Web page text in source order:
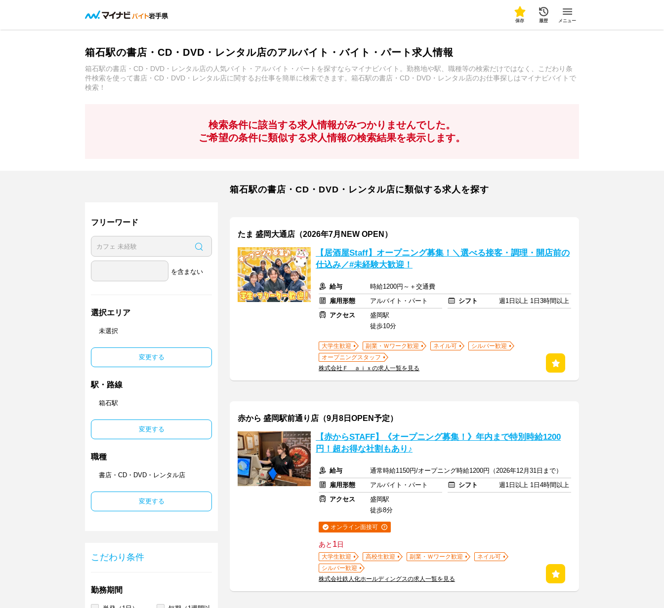
岩手県
保存 履歴 メニュー
箱石駅の書店・CD・DVD・レンタル店のアルバイト・バイト・パート求人情報
箱石駅の書店・CD・DVD・レンタル店の人気バイト・アルバイト・パートを探すならマイナビバイト。勤務地や駅、職種等の検索だけではなく、こだわり条
件検索を使って書店・CD・DVD・レンタル店に関するお仕事を簡単に検索できます。箱石駅の書店・CD・DVD・レンタル店のお仕事探しはマイナビバイトで
検索！
検索条件に該当する求人情報がみつかりませんでした。
ご希望の条件に類似する求人情報の検索結果を表示します。
フリーワード
を含まない
選択エリア
未選択
変更する
駅・路線
箱石駅
変更する
職種
書店・CD・DVD・レンタル店
変更する
こだわり条件
勤務期間
箱石駅の書店・CD・DVD・レンタル店に類似する求人を探す
たま 盛岡大通店（2026年7月NEW OPEN）
【居酒屋Staff】オープニング募集！＼選べる接客・調理・開店前の
仕込み／#未経験大歓迎！
給与
時給1200円～＋交通費
雇用形態
アルバイト・パート シフト
週1日以上 1日3時間以上
アクセス
盛岡駅
徒歩10分
大学生歓迎 副業・Ｗワーク歓迎 ネイル可
シルバー歓迎
オープニングスタッフ
株式会社Ｆ ａｉｘの求人一覧を見る
赤から 盛岡駅前通り店（9月8日OPEN予定）
【赤からSTAFF】《オープニング募集！》年内まで特別時給1200
円！超お得な社割もあり♪
給与
通常時給1150円/オープニング時給1200円（2026年12月31日まで）
雇用形態
アルバイト・パート シフト
週1日以上 1日4時間以上
アクセス
盛岡駅
徒歩8分
オンライン面接可
あと 1日
大学生歓迎 高校生歓迎 副業・Ｗワーク歓迎
ネイル可
シルバー歓迎
株式会社鉄人化ホールディングスの求人一覧を見る